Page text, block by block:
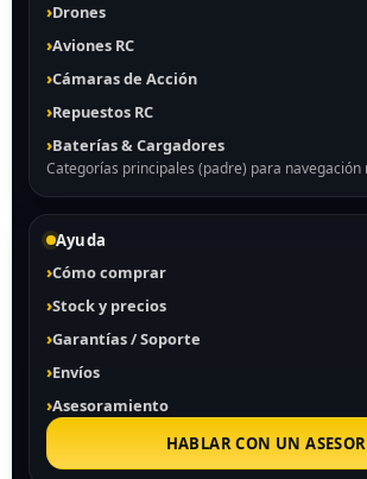
Drones
Aviones RC
Cámaras de Acción
Repuestos RC
Baterías & Cargadores
Categorías principales (padre) para navegación
Ayuda
Cómo comprar
Stock y precios
Garantías / Soporte
Envíos
Asesoramiento
HABLAR CON UN ASESOR